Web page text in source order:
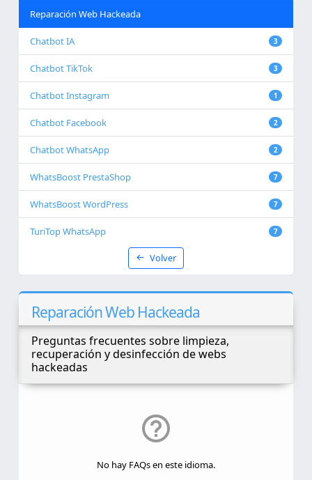
Reparación Web Hackeada
Chatbot IA 3
Chatbot TikTok 3
Chatbot Instagram 1
Chatbot Facebook 2
Chatbot WhatsApp 2
WhatsBoost PrestaShop 7
WhatsBoost WordPress 7
TuriTop WhatsApp 7
Volver
Reparación Web Hackeada
Preguntas frecuentes sobre limpieza,
recuperación y desinfección de webs
hackeadas
No hay FAQs en este idioma.